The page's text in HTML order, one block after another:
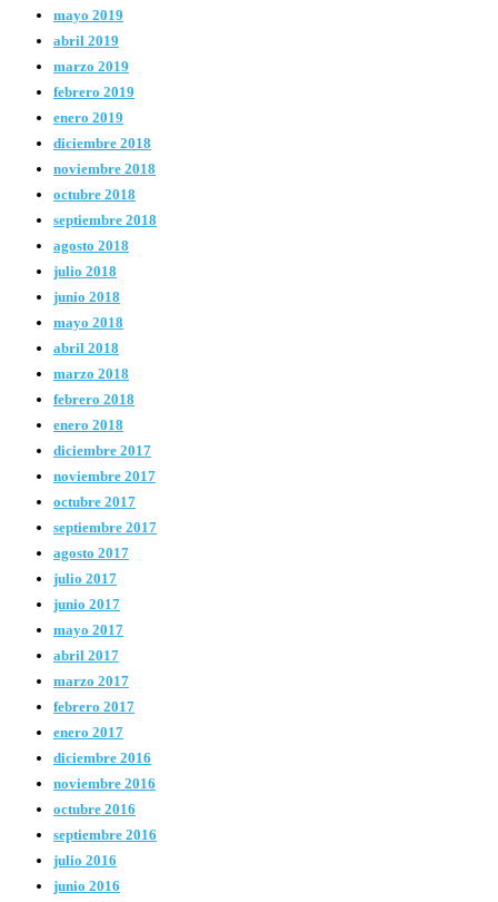
mayo 2019
abril 2019
marzo 2019
febrero 2019
enero 2019
diciembre 2018
noviembre 2018
octubre 2018
septiembre 2018
agosto 2018
julio 2018
junio 2018
mayo 2018
abril 2018
marzo 2018
febrero 2018
enero 2018
diciembre 2017
noviembre 2017
octubre 2017
septiembre 2017
agosto 2017
julio 2017
junio 2017
mayo 2017
abril 2017
marzo 2017
febrero 2017
enero 2017
diciembre 2016
noviembre 2016
octubre 2016
septiembre 2016
julio 2016
junio 2016